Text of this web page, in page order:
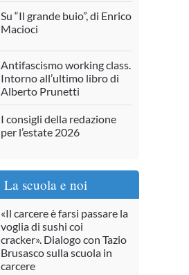
Su “Il grande buio”, di Enrico
Macioci
Antifascismo working class.
Intorno all’ultimo libro di
Alberto Prunetti
I consigli della redazione
per l’estate 2026
La scuola e noi
«Il carcere è farsi passare la
voglia di sushi coi
cracker». Dialogo con Tazio
Brusasco sulla scuola in
carcere